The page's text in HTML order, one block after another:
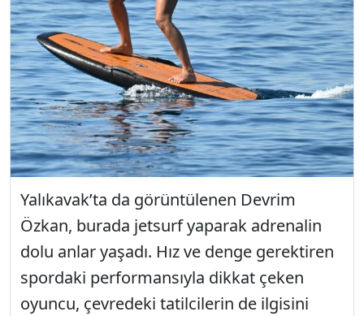
Yalıkavak’ta da görüntülenen Devrim
Özkan, burada jetsurf yaparak adrenalin
dolu anlar yaşadı. Hız ve denge gerektiren
spordaki performansıyla dikkat çeken
oyuncu, çevredeki tatilcilerin de ilgisini